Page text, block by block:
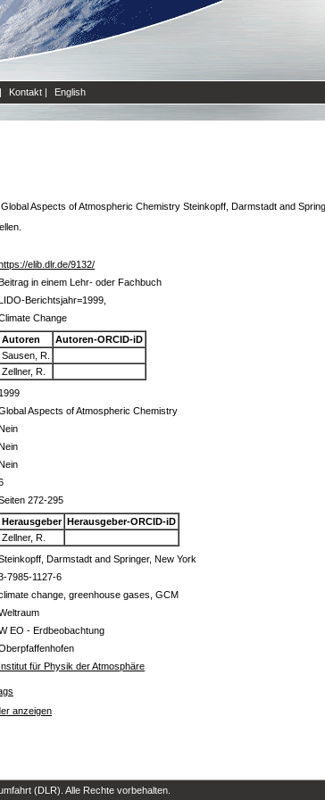
| Kontakt | English
Global Aspects of Atmospheric Chemistry Steinkopff, Darmstadt and
elib.dlr.de/9132/
in einem Lehr- oder Fachbuch
Berichtsjahr=1999,
Change
Autoren
Autoren-ORCID-iD
Sausen, R.
Zellner, R.
1999
Aspects of Atmospheric Chemistry
272-295
Herausgeber Herausgeber-ORCID-iD
Zellner, R.
Darmstadt and Springer, New York
7985-1127-6
change, greenhouse gases, GCM
EO - Erdbeobachtung
Institut für Physik der Atmosphäre
anzeigen
(DLR). Alle Rechte vorbehalten.